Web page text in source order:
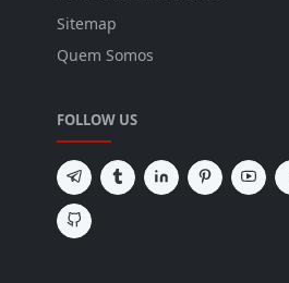
Sitemap
Quem Somos
FOLLOW US